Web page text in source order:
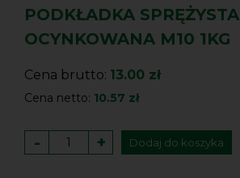
PODKŁADKA SPRĘŻYSTA
OCYNKOWANA M10 1KG
Cena brutto: 13.00 zł
Cena netto: 10.57 zł
- + Dodaj do koszyka